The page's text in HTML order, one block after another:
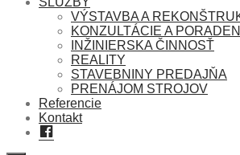
VÝSTAVBA A
KONZULTÁCIE A
INŽINIERSKA ČINNOSŤ
REALITY
STAVEBNINY PREDAJŇA
PRENÁJOM STROJOV
Referencie
Kontakt
Facebook